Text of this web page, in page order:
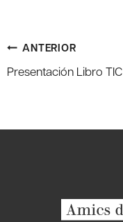
Navegación
de
ANTERIOR
Presentación Libro TIC